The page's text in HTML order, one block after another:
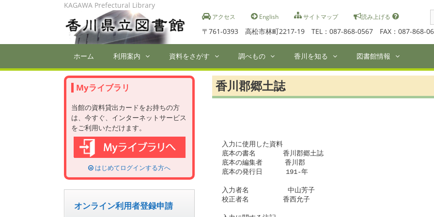
アクセス English サイトマップ 読み上げる
〒761-0393 高松市林町2217-19 TEL：087-868-0567 FAX：087-868-
KAGAWA Prefectural Library
ホーム 利用案内 資料をさがす 調べもの 香川を知る 図書館情報
香川郡郷土誌
入力に使用した資料
底本の書名　　　　香川郡郷土誌
底本の編集者　    香川郡
底本の発行日      191-年
入力者名          中山芳子
校正者名　　　　　香西允子
Myライブラリ
当館の資料貸出カードをお持ちの方
は、今すぐ、インターネットサービス
をご利用いただけます。
はじめてログインする方へ
オンライン利用者登録申請